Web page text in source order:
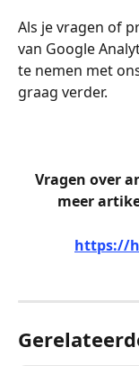
Als je vragen of
van Google
te nemen met
graag verder.
Vragen over
meer
https://